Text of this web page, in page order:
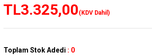
TL3.325,00(KDV Dahil)
Toplam Stok Adedi : 0